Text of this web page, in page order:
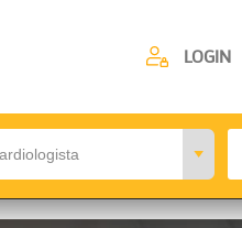
LOGIN